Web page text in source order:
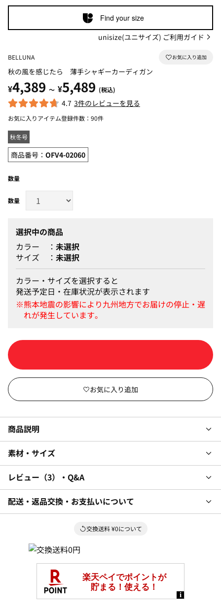
Find your size
unisize(ユニサイズ) ご利用ガイド
BELLUNA
秋の風を感じたら 薄手シャギーカーディガン
¥4,389 ～ ¥5,489 (税込)
4.7 3件のレビューを見る
お気に入りアイテム登録件数： 90件
秋冬号
商品番号： OFV4-02060
数量
選択中の商品
カラー
未選択
サイズ
未選択
カラー・サイズを選択すると
発送予定日・在庫状況が表示されます
商品説明
素材・サイズ
レビュー 3 ・Q&A
配送・返品交換・お支払いについて
交換送料 ¥0について